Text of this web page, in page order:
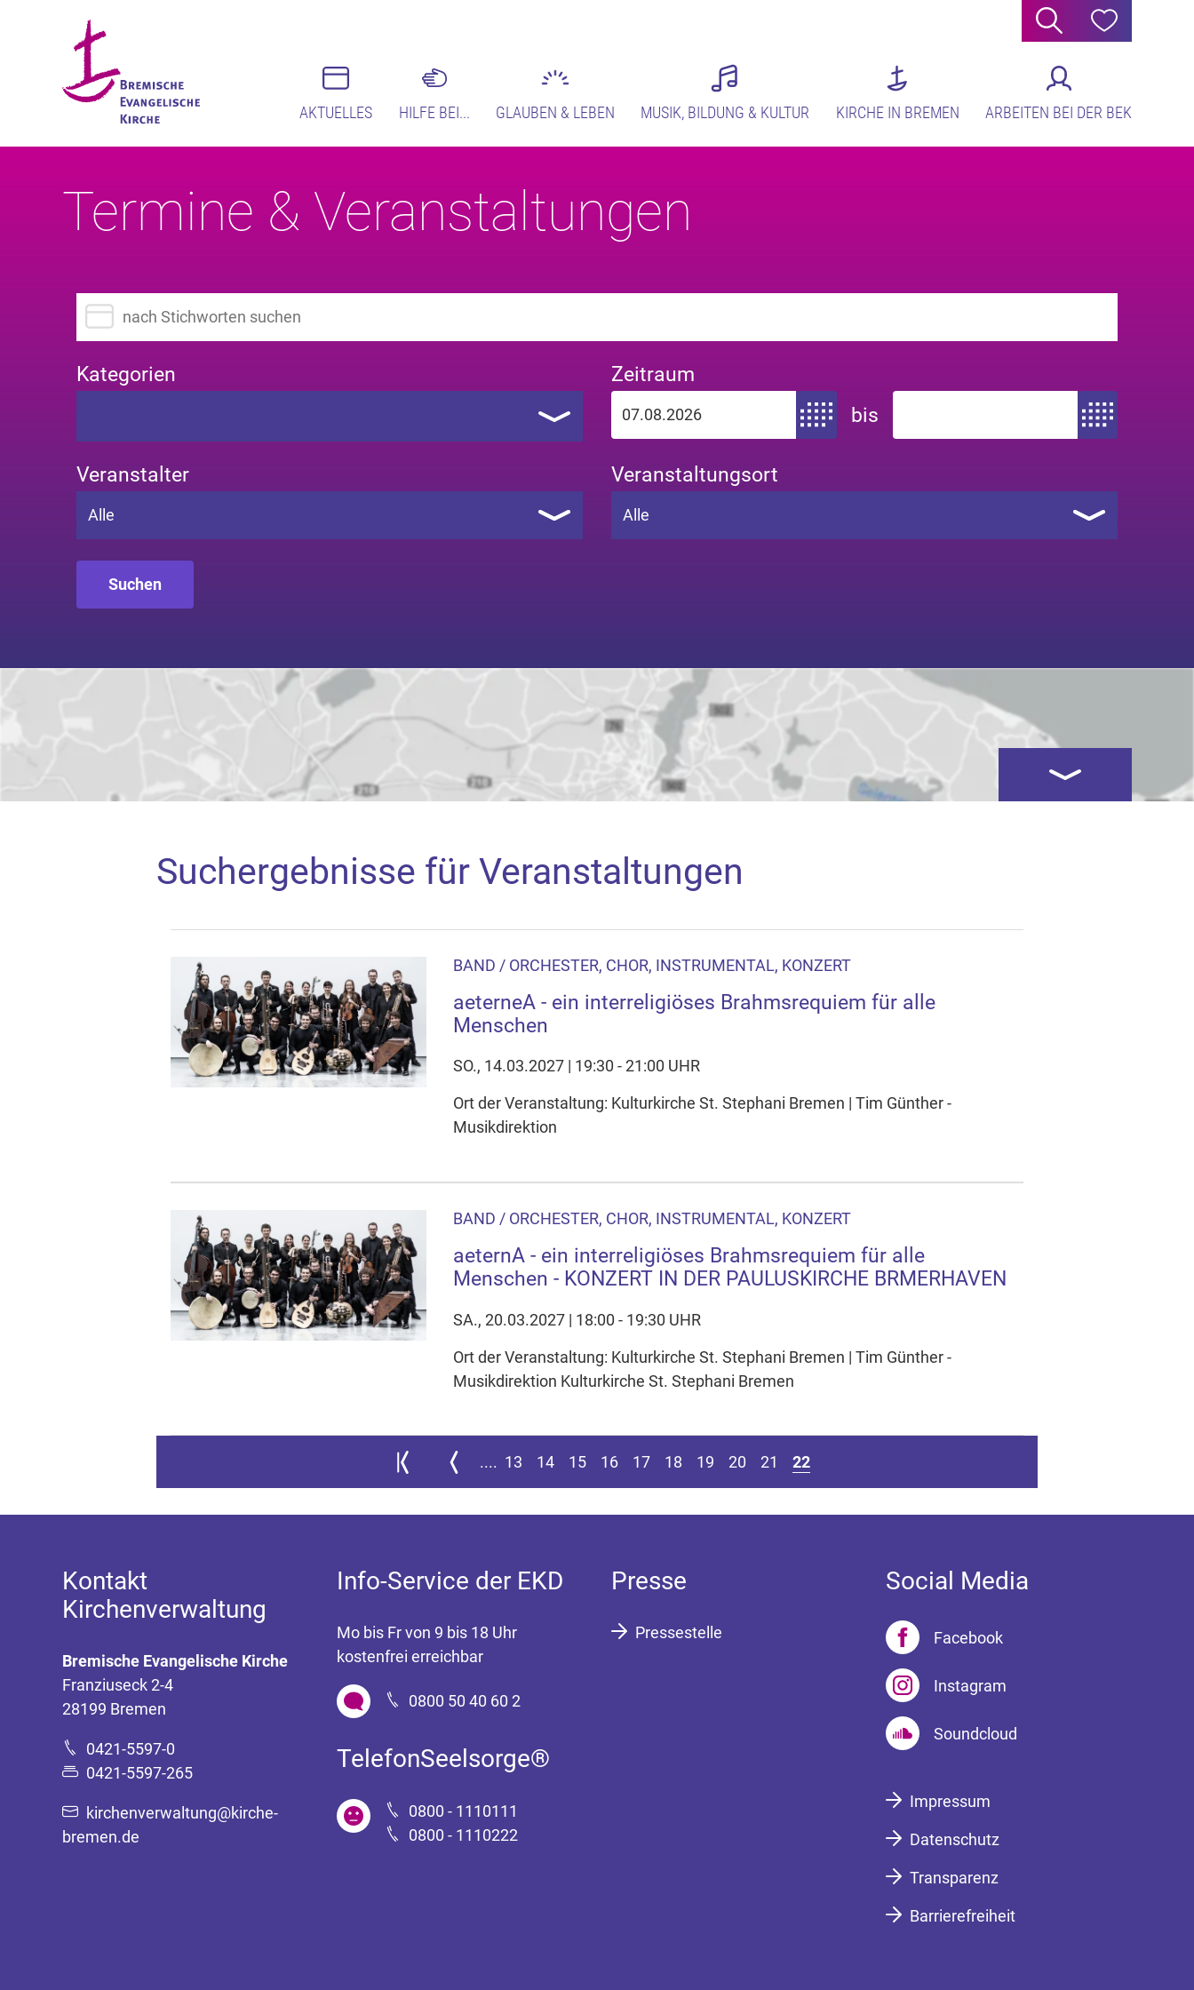
Suche Hilfe
AKTUELLES HILFE BEI... GLAUBEN & LEBEN MUSIK, BILDUNG & KULTUR KIRCHE IN BREMEN ARBEITEN BEI DER BEK
Termine & Veranstaltungen
Suchbegriff eingeben
Kategorien Zeitraum
Zeitraum von
bis Zeitraum bis
Veranstalter
Alle
Veranstaltungsort
Alle
Google Map laden
Mit dem Laden der Karte akzeptieren Sie, dass die Anwendung Google Maps beim Aktivieren von
Inhalten Cookies auf Ihrem Gerät setzt, z.B. zwecks Reichweitenmessung und profilbasierter Werbung.
Näheres s.zur Datenschutzerklärung
Hier können Sie Ihre Cookie-Einstellungen anpassen
Kartenansicht öffnen
Suchergebnisse für Veranstaltungen
BAND / ORCHESTER, CHOR, INSTRUMENTAL, KONZERT
aeterneA - ein interreligiöses Brahmsrequiem für alle
Menschen
SO., 14.03.2027 | 19:30 - 21:00 UHR
Ort der Veranstaltung: Kulturkirche St. Stephani Bremen | Tim Günther -
Musikdirektion
BAND / ORCHESTER, CHOR, INSTRUMENTAL, KONZERT
aeternA - ein interreligiöses Brahmsrequiem für alle
Menschen - KONZERT IN DER PAULUSKIRCHE BRMERHAVEN
SA., 20.03.2027 | 18:00 - 19:30 UHR
Ort der Veranstaltung: Kulturkirche St. Stephani Bremen | Tim Günther -
Musikdirektion Kulturkirche St. Stephani Bremen
Zur ersten Seite springen
Zur vorherigen Seite
.... 13 14 15 16 17 18 19 20 21 22
Kontakt
Kirchenverwaltung
Bremische Evangelische Kirche
Franziuseck 2-4
28199 Bremen
0421-5597-0
0421-5597-265
kirchenverwaltung@kirche-
bremen.de
Info-Service der EKD
Mo bis Fr von 9 bis 18 Uhr
kostenfrei erreichbar
0800 50 40 60 2
TelefonSeelsorge®
0800 - 1110111
0800 - 1110222
Presse
Pressestelle
Social Media
Facebook
Instagram
Soundcloud
Impressum
Datenschutz
Transparenz
Barrierefreiheit